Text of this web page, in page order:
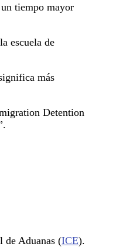
tiempo mayor
escuela de
más
Detention
de Aduanas (ICE).